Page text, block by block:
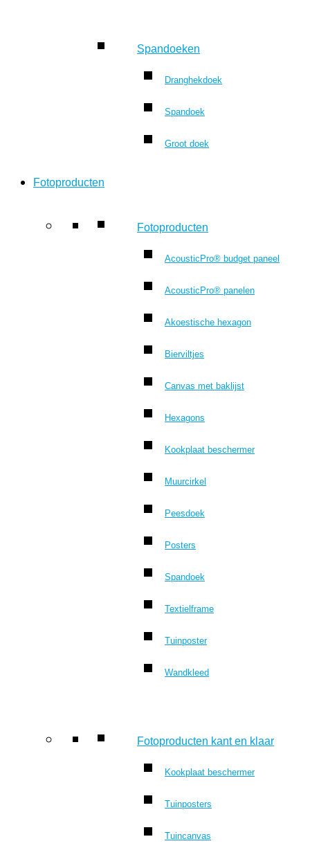
Spandoeken
Dranghekdoek
Spandoek
Groot doek
Fotoproducten
Fotoproducten
AcousticPro® budget paneel
AcousticPro® panelen
Akoestische hexagon
Bierviltjes
Canvas met baklijst
Hexagons
Kookplaat beschermer
Muurcirkel
Peesdoek
Posters
Spandoek
Textielframe
Tuinposter
Wandkleed
Fotoproducten kant en klaar
Kookplaat beschermer
Tuinposters
Tuincanvas